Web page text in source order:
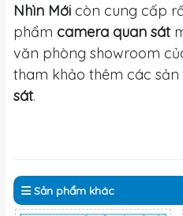
Nhìn Mới còn cung cấp
phẩm camera quan sát
văn phòng showroom
tham khảo thêm các
sát.
Sản phẩm khác